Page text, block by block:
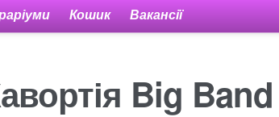
Кошик Вакансії
1060Рахунок 1606Big Band